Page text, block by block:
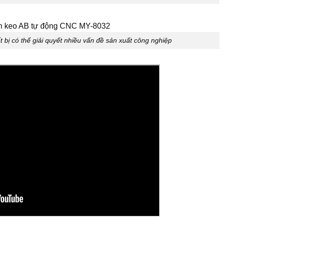
bị có thể giải quyết nhiều vấn đề sản xuất công nghiệp